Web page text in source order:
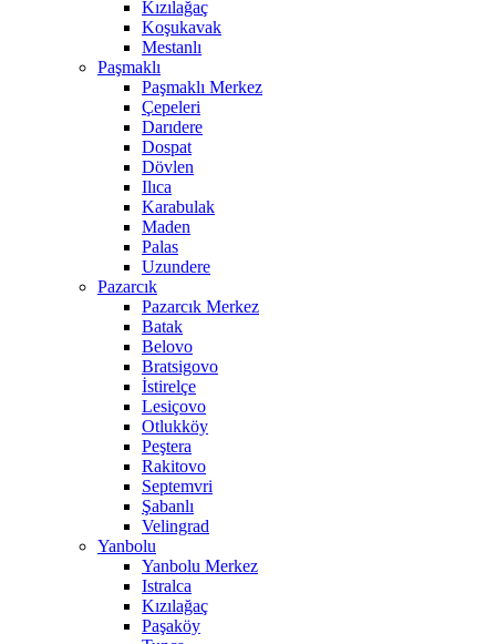
Kızılağaç
Koşukavak
Mestanlı
Paşmaklı
Paşmaklı Merkez
Çepeleri
Darıdere
Dospat
Dövlen
Ilıca
Karabulak
Maden
Palas
Uzundere
Pazarcık
Pazarcık Merkez
Batak
Belovo
Bratsigovo
İstirelçe
Lesiçovo
Otlukköy
Peştera
Rakitovo
Septemvri
Şabanlı
Velingrad
Yanbolu
Yanbolu Merkez
Istralca
Kızılağaç
Paşaköy